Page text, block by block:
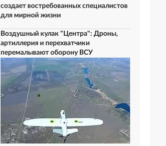
создает востребованных специалистов
для мирной жизни
Воздушный кулак "Центра": Дроны,
артиллерия и перехватчики
перемалывают оборону ВСУ